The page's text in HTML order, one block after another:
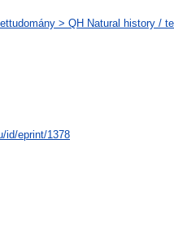
> QH Natural history /
id/eprint/1378